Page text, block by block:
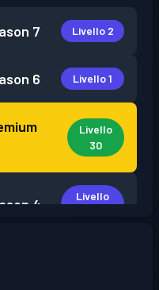
7 Livello 2
6 Livello 1
Livello
30
4
Livello